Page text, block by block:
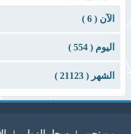
الآن ( 6 )
اليوم ( 554 )
الشهر ( 21123 )